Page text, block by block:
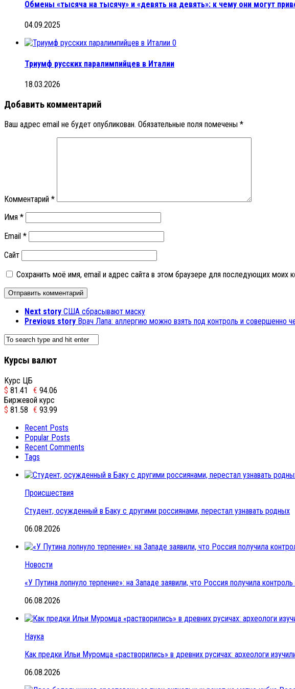
Обмены «тысяча на тысячу» и «девять на девять»: к чему они могут
04.09.2025
0
Триумф русских паралимпийцев в Италии
18.03.2026
Добавить комментарий
Ваш адрес email не будет опубликован. Обязательные поля помечены *
Комментарий *
Имя *
Email *
Сайт
Сохранить моё имя, email и адрес сайта в этом браузере для последующих моих
Next story CША сбрасывают маску
Previous story Врач Лапа: аллергию можно взять под контроль и совершенно
Курсы валют
Курс ЦБ
$ 81.41 € 94.06
Биржевой курс
$ 81.58 € 93.99
Recent Posts
Popular Posts
Recent Comments
Tags
Происшествия
Студент, осужденный в Баку с другими россиянами, перестал узнавать родных
06.08.2026
Новости
«У Путина лопнуло терпение»: на Западе заявили, что Россия получила
06.08.2026
Наука
Как предки Ильи Муромца «растворились» в древних русичах: археологи
06.08.2026